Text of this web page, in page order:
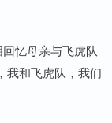
忆母亲与飞虎队
我和飞虎队，我们